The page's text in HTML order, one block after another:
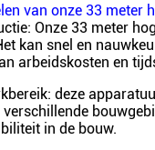
van onze 33 meter
Onze 33 meter
kan snel en
arbeidskosten en
deze
in de bouw.